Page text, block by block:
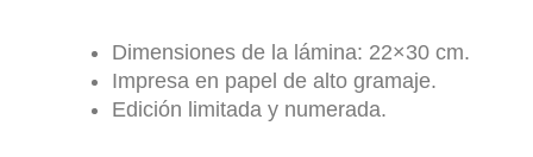
Dimensiones de la lámina: 22×30 cm.
Impresa en papel de alto gramaje.
Edición limitada y numerada.